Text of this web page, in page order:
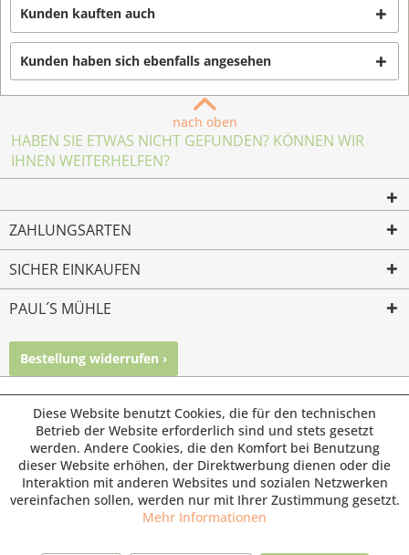
Kunden kauften auch
Kunden haben sich ebenfalls angesehen
nach oben
HABEN SIE ETWAS NICHT GEFUNDEN? KÖNNEN WIR
IHNEN WEITERHELFEN?
ZAHLUNGSARTEN
SICHER EINKAUFEN
PAUL´S MÜHLE
Bestellung widerrufen ›
© Paul's Mühle | Inhaber: Christof Paul e.K. | Westring 2 |
45659 Recklinghausen
Fax: 02361 -28831 | E-Mail: info@pauls-muehle.de
Diese Website benutzt Cookies, die für den technischen
Betrieb der Website erforderlich sind und stets gesetzt
werden. Andere Cookies, die den Komfort bei Benutzung
dieser Website erhöhen, der Direktwerbung dienen oder die
Interaktion mit anderen Websites und sozialen Netzwerken
vereinfachen sollen, werden nur mit Ihrer Zustimmung gesetzt.
Mehr Informationen